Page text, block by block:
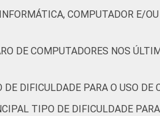
COMPUTADOR E/
DE COMPUTADORES NOS
DIFICULDADE PARA O USO DE
TIPO DE DIFICULDADE